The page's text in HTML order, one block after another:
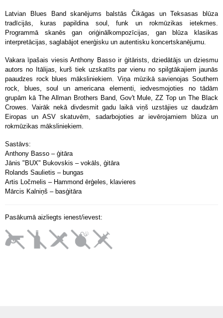
Latvian Blues Band skanējums balstās Čikāgas un Teksasas blūza
tradīcijās, kuras papildina soul, funk un rokmūzikas ietekmes.
Programmā skanēs gan oriģinālkompozīcijas, gan blūza klasikas
interpretācijas, saglabājot enerģisku un autentisku koncertskanējumu.
Vakara īpašais viesis Anthony Basso ir ģitārists, dziedātājs un dziesmu
autors no Itālijas, kurš tiek uzskatīts par vienu no spilgtākajiem jaunās
paaudzes rock blues māksliniekiem. Viņa mūzikā savienojas Southern
rock, blues, soul un americana elementi, iedvesmojoties no tādām
grupām kā The Allman Brothers Band, Gov't Mule, ZZ Top un The Black
Crowes. Vairāk nekā divdesmit gadu laikā viņš uzstājies uz daudzām
Eiropas un ASV skatuvēm, sadarbojoties ar ievērojamiem blūza un
rokmūzikas māksliniekiem.
Sastāvs:
Anthony Basso – ģitāra
Jānis "BUX" Bukovskis – vokāls, ģitāra
Rolands Saulietis – bungas
Artis Ločmelis – Hammond ērģeles, klavieres
Mārcis Kalniņš – basģitāra
Pasākumā aizliegts ienest/ievest: